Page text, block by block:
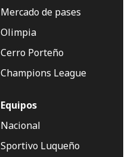
Mercado de pases
Olimpia
Cerro Porteño
Champions League
Equipos
Nacional
Sportivo Luqueño